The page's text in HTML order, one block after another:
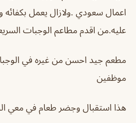
اعمال سعودي .ولازال يعمل
عليه.من اقدم مطاعم الوجبات
مطعم جيد احسن من غيره في
موظفين
هذا استقبال وجضر طعام في معي